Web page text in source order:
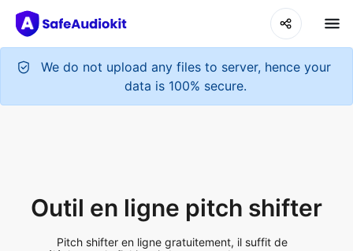
We do not upload any files to server, hence your
data is 100% secure.